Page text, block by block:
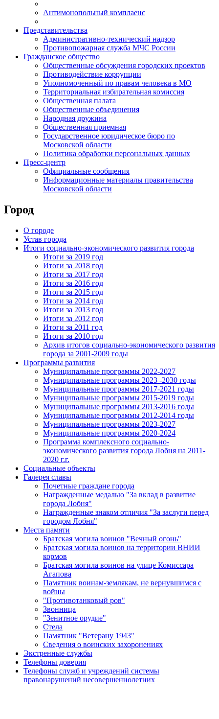
Антимонопольный комплаенс
Представительства
Административно-технический надзор
Противопожарная служба МЧС России
Гражданское общество
Общественные обсуждения городских проектов
Противодействие коррупции
Уполномоченный по правам человека в МО
Территориальная избирательная комиссия
Общественная палата
Общественные объединения
Народная дружина
Общественная приемная
Государственное юридическое бюро по
Московской области
Политика обработки персональных данных
Пресс-центр
Официальные сообщения
Информационные материалы правительства
Московской области
Город
О городе
Устав города
Итоги социально-экономического развития города
Итоги за 2019 год
Итоги за 2018 год
Итоги за 2017 год
Итоги за 2016 год
Итоги за 2015 год
Итоги за 2014 год
Итоги за 2013 год
Итоги за 2012 год
Итоги за 2011 год
Итоги за 2010 год
Архив итогов социально-экономического развития
города за 2001-2009 годы
Программы развития
Муниципальные программы 2022-2027
Муниципальные программы 2023 -2030 годы
Муниципальные программы 2017-2021 годы
Муниципальные программы 2015-2019 годы
Муниципальные программы 2013-2016 годы
Муниципальные программы 2012-2014 годы
Муниципальные программы 2023-2027
Муниципальные программы 2020-2024
Программа комплексного социально-
экономического развития города Лобня на 2011-
2020 г.г.
Социальные объекты
Галерея славы
Почетные граждане города
Награжденные медалью "За вклад в развитие
города Лобня"
Награжденные знаком отличия "За заслуги перед
городом Лобня"
Места памяти
Братская могила воинов "Вечный огонь"
Братская могила воинов на территории ВНИИ
кормов
Братская могила воинов на улице Комиссара
Агапова
Памятник воинам-землякам, не вернувшимся с
войны
"Противотанковый ров"
Звонница
"Зенитное орудие"
Cтела
Памятник "Ветерану 1943"
Сведения о воинских захоронениях
Экстренные службы
Телефоны доверия
Телефоны служб и учреждений системы
правонарушений несовершеннолетних